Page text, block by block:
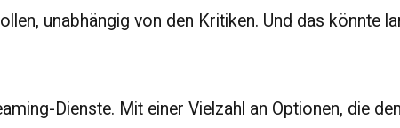
unabhängig von den Kritiken. Und das könnte
Dienste. Mit einer Vielzahl an Optionen, die